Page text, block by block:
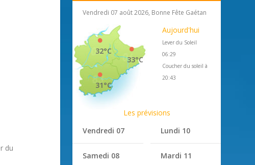
du
Vendredi 07 août 2026, Bonne Fête Gaétan
33°C
32°C
31°C
Aujourd'hui
Lever du Soleil
06:29
Coucher du soleil à
20:43
Les prévisions
Vendredi 07
Samedi 08
Lundi 10
Mardi 11